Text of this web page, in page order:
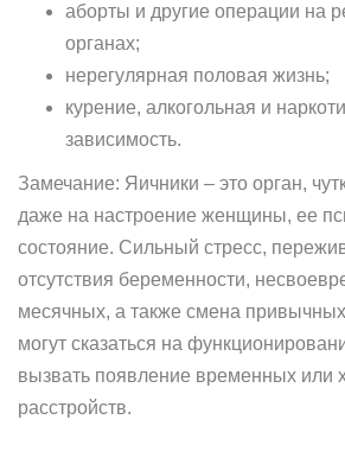
аборты и другие операции на
органах;
нерегулярная половая жизнь;
курение, алкогольная и
зависимость.
Замечание: Яичники – это орган,
даже на настроение женщины, ее
состояние. Сильный стресс,
отсутствия беременности,
месячных, а также смена
могут сказаться на
вызвать появление временных или
расстройств.